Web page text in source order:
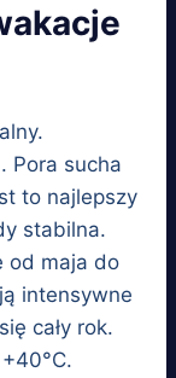
Pora sucha
to najlepszy
stabilna.
od maja do
intensywne
cały rok.